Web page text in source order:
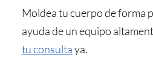
Moldea tu cuerpo de forma
ayuda de un equipo
tu consultaya.